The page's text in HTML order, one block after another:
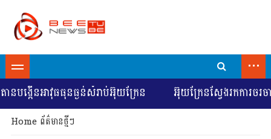
...
ើនអាវុធធុនធ្ងន់សំរាប់អ៊ុយក្រែន អ៊ុយក្រែនស្វែងរកការចរ
Home ព័ត៌មានថ្មីៗ